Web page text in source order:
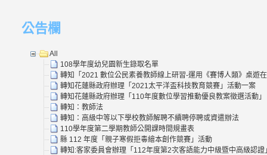
公告欄
All
108學年度幼兒園新生錄取名單
轉知「2021 數位公民素養教師線上研習-運用《賽博人類》桌遊
轉知花蓮縣政府辦理「2021太平洋盃科技教育競賽」活動一案
轉知花蓮縣政府辦理「110年度數位學習推動優良教案徵選活動」
轉知：教師法
轉知：高級中等以下學校教師解聘不續聘停聘或資遣辦法
110學年度第二學期教師公開課時間規畫表
縣 112 年度「親子寒假拒毒繪本創作競賽」活動
轉知:客家委員會辦理「112年度第2次客語能力中級暨中高級認